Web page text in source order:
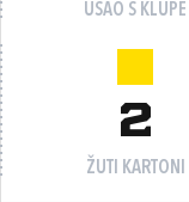
UŠAO S KLUPE
2
ŽUTI KARTONI